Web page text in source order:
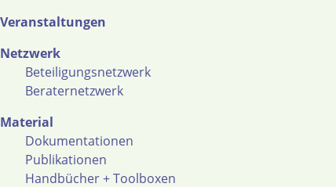
Veranstaltungen
Netzwerk
Beteiligungsnetzwerk
Beraternetzwerk
Material
Dokumentationen
Publikationen
Handbücher + Toolboxen